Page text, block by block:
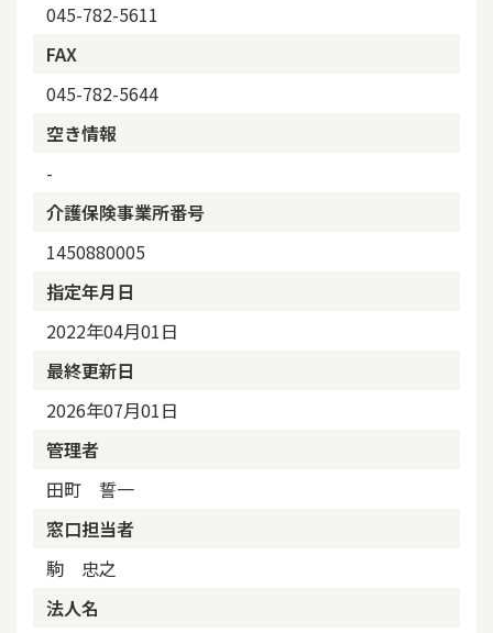
045-782-5611
FAX
045-782-5644
空き情報
-
介護保険事業所番号
1450880005
指定年月日
2022年04月01日
最終更新日
2026年07月01日
管理者
田町 誓一
窓口担当者
駒 忠之
法人名